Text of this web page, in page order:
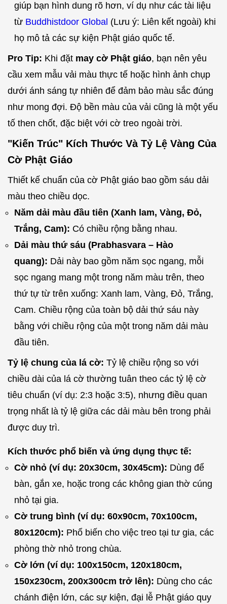
giúp bạn hình dung rõ hơn, ví dụ như các tài liệu
từ Buddhistdoor Global (Lưu ý: Liên kết ngoài) khi
họ mô tả các sự kiện Phật giáo quốc tế.
Pro Tip: Khi đặt may cờ Phật giáo, bạn nên yêu
cầu xem mẫu vải màu thực tế hoặc hình ảnh chụp
dưới ánh sáng tự nhiên để đảm bảo màu sắc đúng
như mong đợi. Độ bền màu của vải cũng là một yếu
tố then chốt, đặc biệt với cờ treo ngoài trời.
"Kiến Trúc" Kích Thước Và Tỷ Lệ Vàng Của
Cờ Phật Giáo
Thiết kế chuẩn của cờ Phật giáo bao gồm sáu dải
màu theo chiều dọc.
Năm dải màu đầu tiên (Xanh lam, Vàng, Đỏ,
Trắng, Cam): Có chiều rộng bằng nhau.
Dải màu thứ sáu (Prabhasvara – Hào
quang): Dải này bao gồm năm sọc ngang, mỗi
sọc ngang mang một trong năm màu trên, theo
thứ tự từ trên xuống: Xanh lam, Vàng, Đỏ, Trắng,
Cam. Chiều rộng của toàn bộ dải thứ sáu này
bằng với chiều rộng của một trong năm dải màu
đầu tiên.
Tỷ lệ chung của lá cờ: Tỷ lệ chiều rộng so với
chiều dài của lá cờ thường tuân theo các tỷ lệ cờ
tiêu chuẩn (ví dụ: 2:3 hoặc 3:5), nhưng điều quan
trọng nhất là tỷ lệ giữa các dải màu bên trong phải
được duy trì.
Kích thước phổ biến và ứng dụng thực tế:
Cờ nhỏ (ví dụ: 20x30cm, 30x45cm): Dùng để
bàn, gắn xe, hoặc trong các không gian thờ cúng
nhỏ tại gia.
Cờ trung bình (ví dụ: 60x90cm, 70x100cm,
80x120cm): Phổ biến cho việc treo tại tư gia, các
phòng thờ nhỏ trong chùa.
Cờ lớn (ví dụ: 100x150cm, 120x180cm,
150x230cm, 200x300cm trở lên): Dùng cho các
chánh điện lớn, các sự kiện, đại lễ Phật giáo quy